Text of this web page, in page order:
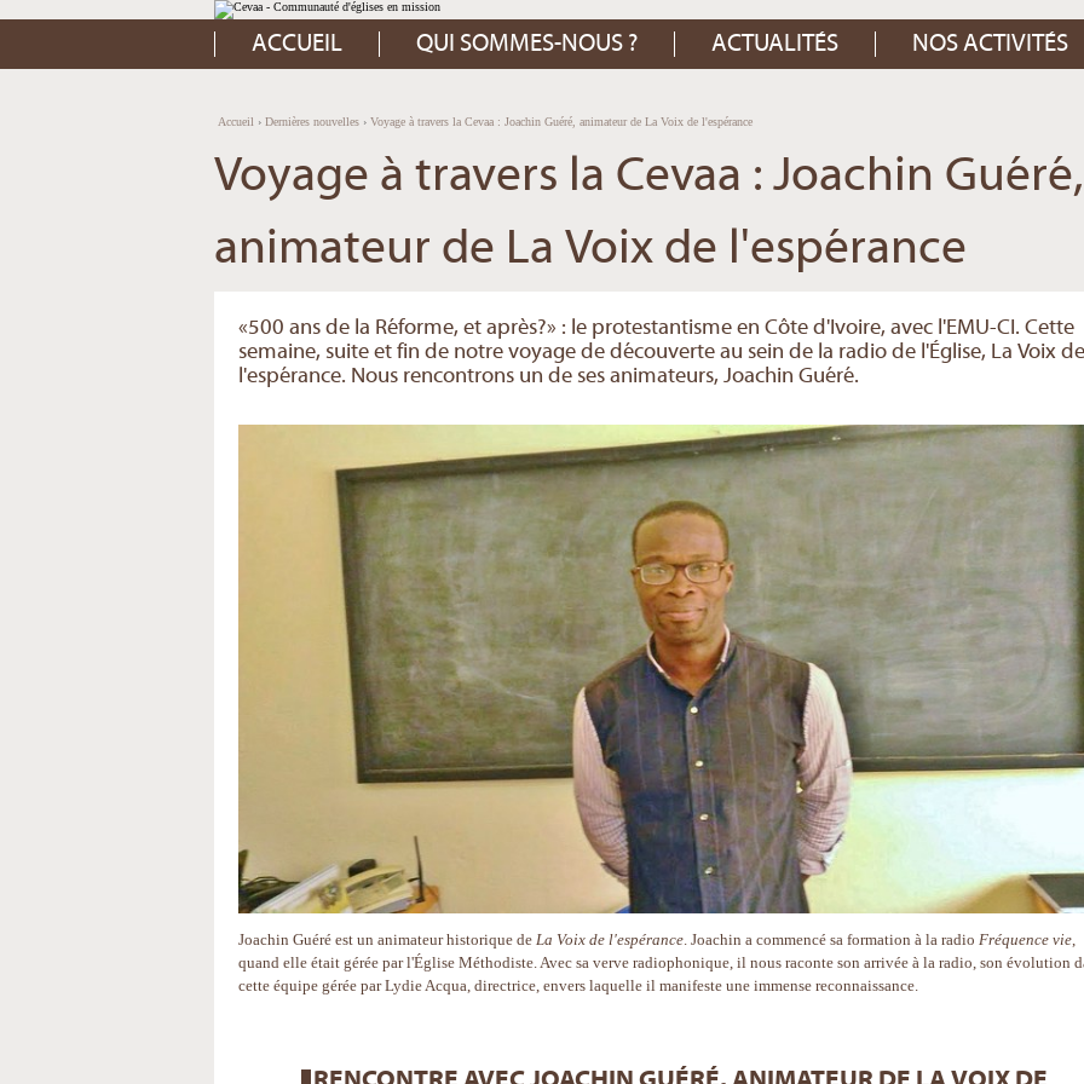
Aller
au
contenu.
Aller
à
Outils
personnels
ACCUEIL QUI SOMMES-NOUS ? ACTUALITÉS NOS ACTIVITÉS
Accueil › Dernières nouvelles › Voyage à travers la Cevaa : Joachin Guéré, animateur de La Voix de l'espérance
Voyage à travers la Cevaa : Joachin Guéré,
animateur de La Voix de l'espérance
«500 ans de la Réforme, et après?» : le protestantisme en Côte d'Ivoire, avec l'EMU-CI. Cette
semaine, suite et fin de notre voyage de découverte au sein de la radio de l'Église, La Voix de
l'espérance. Nous rencontrons un de ses animateurs, Joachin Guéré.
Joachin Guéré est un animateur historique de La Voix de l'espérance. Joachin a commencé sa formation à la radio Fréquence vie,
quand elle était gérée par l'Église Méthodiste. Avec sa verve radiophonique, il nous raconte son arrivée à la radio, son évolution
cette équipe gérée par Lydie Acqua, directrice, envers laquelle il manifeste une immense reconnaissance.